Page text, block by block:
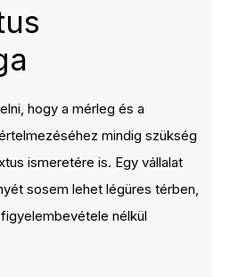
hogy a mérleg és a
mindig szükség
ismeretére is. Egy vállalat
sosem lehet légüres térben,
nélkül